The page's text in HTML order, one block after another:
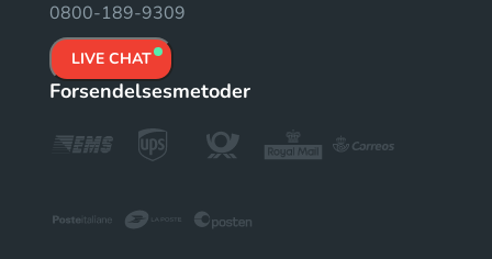
0800-189-9309
LIVE CHAT
Forsendelsesmetoder